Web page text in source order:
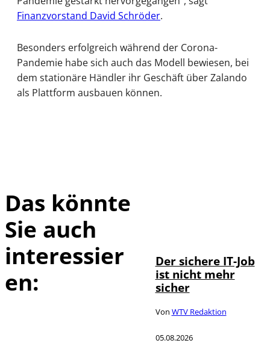
Finanzvorstand David Schröder.
Besonders erfolgreich während der Corona-
Pandemie habe sich auch das Modell bewiesen, bei
dem stationäre Händler ihr Geschäft über Zalando
als Plattform ausbauen können.
Das könnte
Sie auch
interessier
en:
Der sichere IT-Job
ist nicht mehr
sicher
Von WTV Redaktion
05.08.2026